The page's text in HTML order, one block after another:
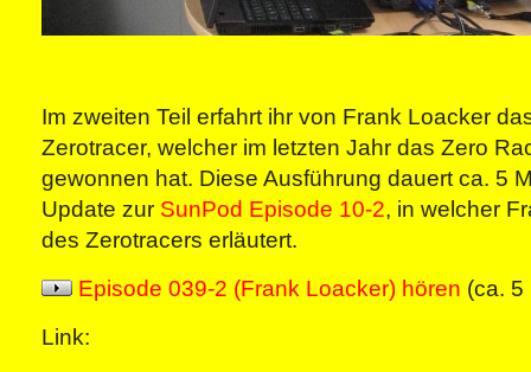
Im zweiten Teil erfahrt ihr von Frank Loacker
Zerotracer, welcher im letzten Jahr das Zero
gewonnen hat. Diese Ausführung dauert ca. 5
Update zur SunPod Episode 10-2, in welcher
des Zerotracers erläutert.
Episode 039-2 (Frank Loacker) hören (ca. 5
Link: